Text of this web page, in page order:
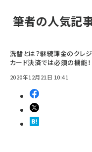
筆者の人気記
洗替とは？継続課金のクレジ
カード決済では必須の機能！
2020年12月21日 10:41